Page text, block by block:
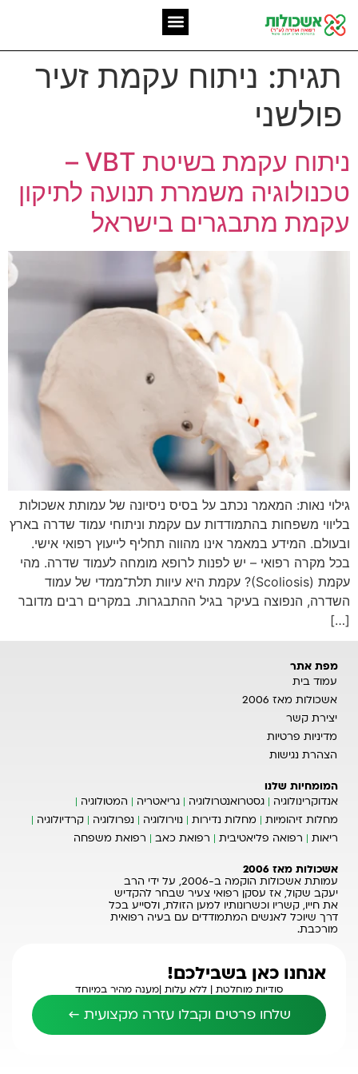
תגית: ניתוח עקמת זעיר
פולשני
ניתוח עקמת בשיטת VBT –
טכנולוגיה משמרת תנועה לתיקון
עקמת מתבגרים בישראל
גילוי נאות: המאמר נכתב על בסיס ניסיונה של עמותת אשכולות
בליווי משפחות בהתמודדות עם עקמת וניתוחי עמוד שדרה בארץ
ובעולם. המידע במאמר אינו מהווה תחליף לייעוץ רפואי אישי.
בכל מקרה רפואי – יש לפנות לרופא מומחה לעמוד שדרה. מהי
עקמת (Scoliosis)? עקמת היא עיוות תלת־ממדי של עמוד
השדרה, הנפוצה בעיקר בגיל ההתבגרות. במקרים רבים מדובר
[…]
מפת אתר
עמוד בית
אשכולות מאז 2006
יצירת קשר
מדיניות פרטיות
הצהרת נגישות
המומחיות שלנו
אנדוקרינולוגיה
גסטרואנטרולוגיה גריאטריה
המטולוגיה
מחלות זיהומיות
מחלות נדירות נוירולוגיה נפרולוגיה
קרדיולוגיה
ריאות
רפואה פליאטיבית רפואת כאב רפואת משפחה
אשכולות מאז 2006
עמותת אשכולות הוקמה ב-2006, על ידי הרב
יעקב שקול, אז עסקן רפואי צעיר שבחר להקדיש
את חייו, קשריו וכשרונותיו למען הזולת, ולסייע בכל
דרך שיוכל לאנשים המתמודדים עם בעיה רפואית
מורכבת.
אנחנו כאן בשבילכם!
סודיות מוחלטת | ללא עלות |מענה מהיר במיוחד
שלחו פרטים וקבלו עזרה מקצועית ←